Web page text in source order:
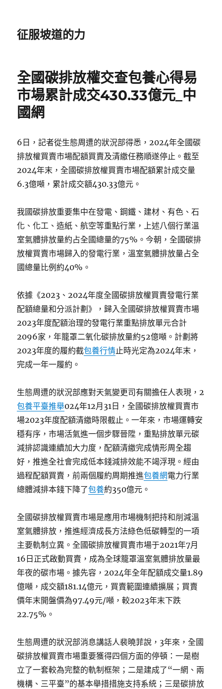
征服坡道的力
全國碳排放權交查包養心得易
市場累計成交430.33億元_中
國網
6日，記者從生態周遭的狀況部得悉，2024年全國碳
排放權買賣市場配額買賣及清繳任務順遂停止。截至
2024年末，全國碳排放權買賣市場配額累計成交量
6.3億噸，累計成交額430.33億元。
我國碳排放重要集中在發電、鋼鐵、建材、有色、石
化、化工、造紙、航空等重點行業，上述八個行業溫
室氣體排放量約占全國總量的75%。今朝，全國碳排
放權買賣市場歸入的發電行業，溫室氣體排放量占全
國總量比例約40%。
依據《2023、2024年度全國碳排放權買賣發電行業
配額總量和分派計劃》，歸入全國碳排放權買賣市場
2023年度配額治理的發電行業重點排放單元合計
2096家，年籠罩二氧化碳排放量約52億噸。計劃將
2023年度的履約截包養行情止時光定為2024年末，
完成一年一履約。
生態周遭的狀況部應對天氣變更司有關擔任人表現，2
包養平臺推舉024年12月31日，全國碳排放權買賣市
場2023年度配額清繳時限截止。一年來，市場運轉安
穩有序，市場活氣進一個步驟晉陞，重點排放單元碳
減排認識連續加大力度，配額清繳完成情形周全趨
好，推進全社會完成低本錢減排效能不竭浮現。經由
過程配額買賣，前兩個履約周期推進包養網電力行業
總體減排本錢下降了包養約350億元。
全國碳排放權買賣市場是應用市場機制把持和削減溫
室氣體排放，推進經濟成長方法綠色低碳轉型的一項
主要軌制立異。全國碳排放權買賣市場于2021年7月
16日正式啟動買賣，成為全球籠罩溫室氣體排放量最
年夜的碳市場。據先容，2024年全年配額成交量1.89
億噸，成交額181.14億元，買賣範圍連續擴展；買賣
價年末開盤價為97.49元/噸，較2023年末下跌
22.75%。
生態周遭的狀況部消息講話人裴曉菲說，3年來，全國
碳排放權買賣市場重要獲得四個方面的停頓：一是樹
立了一套較為完整的軌制框架；二是建成了“一網、兩
機構、三平臺”的基本舉措措施支持系統；三是碳排放